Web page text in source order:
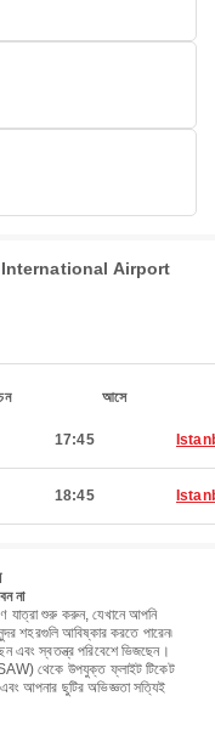
International Airport
আসে
17:45
18:45
না
শুরু করুন, যেখানে আপনি
শহরগুলি আবিষ্কার করতে পারেন৷
এবং স্বতন্ত্র পরিবেশে ভিজছেন।
থেকে উপযুক্ত ফ্লাইট টিকেট
আপনার ছুটির অভিজ্ঞতা সত্যিই